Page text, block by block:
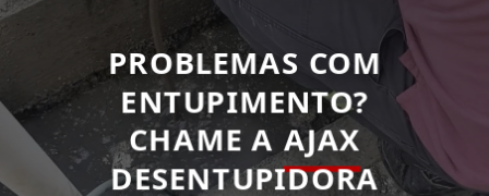
PROBLEMAS COM
ENTUPIMENTO?
CHAME A AJAX
DESENTUPIDORA